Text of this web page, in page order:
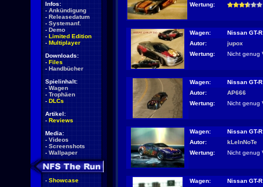
Infos:
- Ankündigung
- Releasedatum
- Systemanf.
- Demo
- Limited Edition
- Multiplayer
Downloads:
- Files
- Handbücher
Spielinhalt:
- Wagen
- Trophäen
- DLCs
Artikel:
- Reviews
Media:
- Videos
- Screenshots
- Wallpaper
- Showcase
Wertung:
Wagen:
Nissan GT-
Autor:
jupox
Wertung:
Nicht genug
Wagen:
Nissan GT-
Autor:
AP666
Wertung:
Nicht genug
Wagen:
Nissan GT-
Autor:
kLeInNoTe
Wertung:
Nicht genug
Wagen:
Nissan GT-